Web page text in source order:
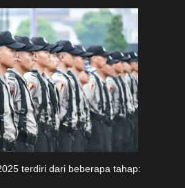
terdiri dari beberapa tahap: